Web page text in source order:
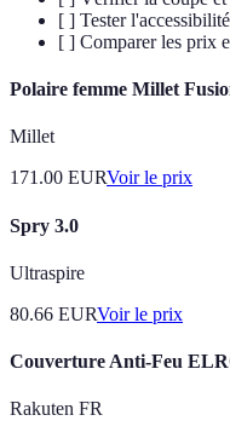
[ ] Tester
[ ] Comparer les prix
Polaire femme Millet
Millet
171.00 EURVoir le prix
Spry 3.0
Ultraspire
80.66 EURVoir le prix
Couverture Anti-Feu
Rakuten FR